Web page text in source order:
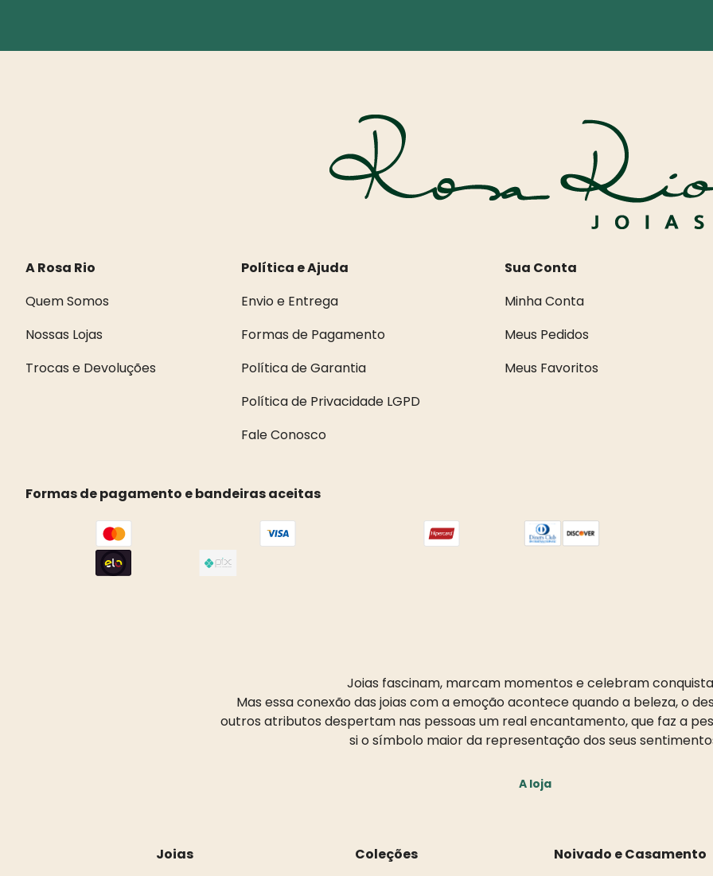
A Rosa Rio
Quem Somos
Nossas Lojas
Trocas e Devoluções
Política e Ajuda
Envio e Entrega
Formas de Pagamento
Política de Garantia
Política de Privacidade LGPD
Fale Conosco
Sua Conta
Minha Conta
Meus Pedidos
Meus Favoritos
Formas de pagamento e bandeiras aceitas
Joias fascinam, marcam momentos e celebram
Mas essa conexão das joias com a emoção acontece quando a beleza, o
outros atributos despertam nas pessoas um real encantamento, que faz a
si o símbolo maior da representação dos seus
A loja
Joias
Coleções
Noivado e Casamento